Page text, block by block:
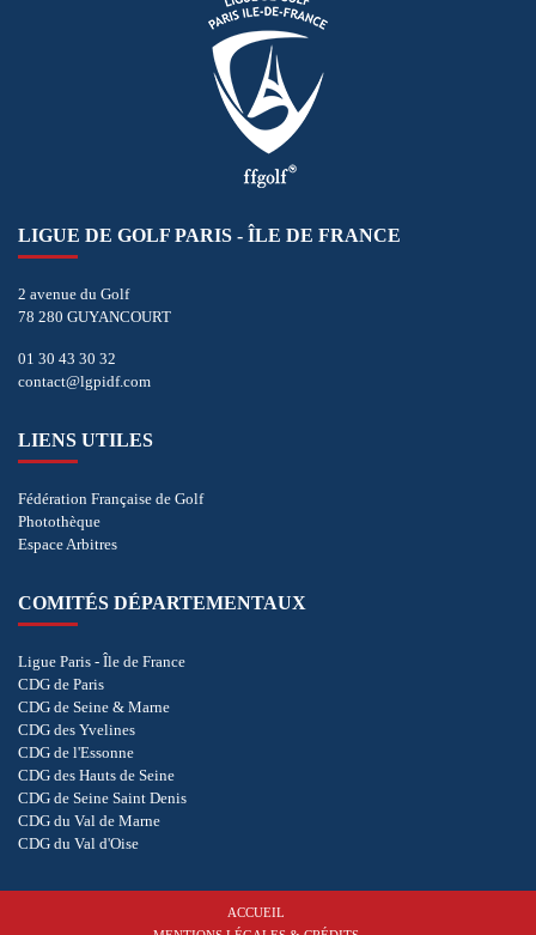
LIGUE DE GOLF PARIS - ÎLE DE FRANCE
2 avenue du Golf
78 280 GUYANCOURT
01 30 43 30 32
contact@lgpidf.com
LIENS UTILES
Fédération Française de Golf
Photothèque
Espace Arbitres
COMITÉS DÉPARTEMENTAUX
Ligue Paris - Île de France
CDG de Paris
CDG de Seine & Marne
CDG des Yvelines
CDG de l'Essonne
CDG des Hauts de Seine
CDG de Seine Saint Denis
CDG du Val de Marne
CDG du Val d'Oise
ACCUEIL